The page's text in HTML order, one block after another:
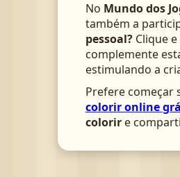
No Mundo dos
também a
pessoal? Clique e
complemente
estimulando a
Prefere começar
colorir online
colorir e